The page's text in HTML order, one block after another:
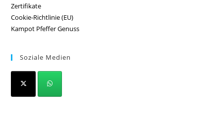
Zertifikate
Cookie-Richtlinie (EU)
Kampot Pfeffer Genuss
Soziale Medien